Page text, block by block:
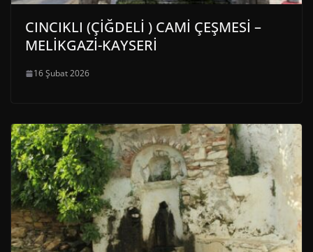
CINCIKLI (ÇİĞDELİ ) CAMİ ÇEŞMESİ –
MELİKGAZİ-KAYSERİ
16 Şubat 2026